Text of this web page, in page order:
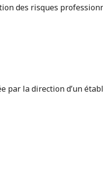
des risques
par la direction d’un